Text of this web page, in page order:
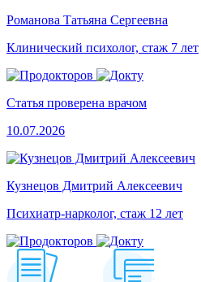
Романова Татьяна Сергеевна
Клинический психолог, стаж 7 лет
Статья проверена врачом
10.07.2026
Кузнецов Дмитрий Алексеевич
Психиатр-нарколог, стаж 12 лет